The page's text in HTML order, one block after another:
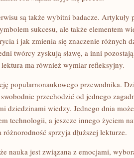
są także wybitni badacze. Artykuły
sukcesu, ale także elementem
i jak zmienia się znaczenie różnych
twórcy zyskują sławę, a inni
ma również wymiar refleksyjny.
popularnonaukowego przewodnika.
przechodzić od jednego
dziedzinami wiedzy. Jednego dnia
technologii, a jeszcze innego życiem
sprzyja dłuższej lekturze.
nauka jest związana z emocjami,